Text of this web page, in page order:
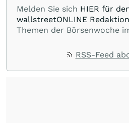
Melden Sie sich HIER für
wallstreetONLINE
Themen der Börsenwoche
Verpassen Sie kein
Beiträge auf diesem
Redaktion verantwortlich.
RSS-Feed